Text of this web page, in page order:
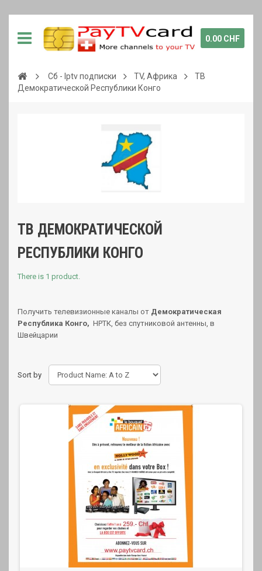
0.00 CHF
Сб - Iptv подписки TV, Африка
ТВ
Демократической Республики Конго
ТВ ДЕМОКРАТИЧЕСКОЙ
РЕСПУБЛИКИ КОНГО
There is 1 product.
Получить телевизионные каналы от Демократическая
Республика Конго, НРТК, без спутниковой антенны, в
Швейцарии
Sort by